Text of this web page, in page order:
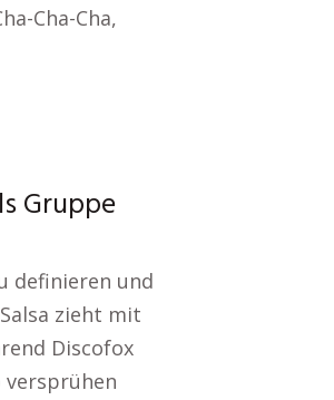
Cha-Cha,
Gruppe
definieren und
zieht mit
Discofox